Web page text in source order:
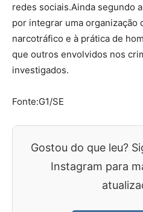
redes sociais.Ainda segundo
por integrar uma organização
narcotráfico e à prática de
que outros envolvidos nos
investigados.
Fonte:G1/SE
Gostou do que leu?
Instagram para